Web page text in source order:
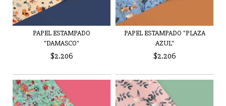
PAPEL ESTAMPADO
"DAMASCO"
$2.206
PAPEL ESTAMPADO "PLAZA
AZUL"
$2.206